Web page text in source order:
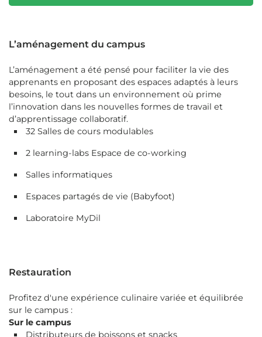
L’aménagement du campus
L’aménagement a été pensé pour faciliter la vie des
apprenants en proposant des espaces adaptés à leurs
besoins, le tout dans un environnement où prime
l’innovation dans les nouvelles formes de travail et
d’apprentissage collaboratif.
32 Salles de cours modulables
2 learning-labs Espace de co-working
Salles informatiques
Espaces partagés de vie (Babyfoot)
Laboratoire MyDil
Restauration
Profitez d'une expérience culinaire variée et équilibrée
sur le campus :
Sur le campus
Distributeurs de boissons et snacks